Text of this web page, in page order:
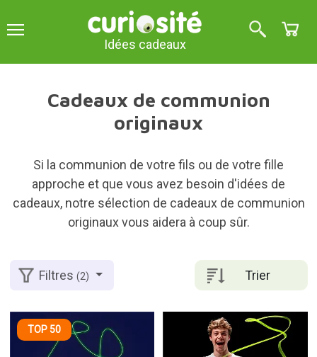
Idées cadeaux
Cadeaux de communion
originaux
Si la communion de votre fils ou de votre fille
approche et que vous avez besoin d'idées de
cadeaux, notre sélection de cadeaux de communion
originaux vous aidera à coup sûr.
Trier
Filtres(2)
TOP 50